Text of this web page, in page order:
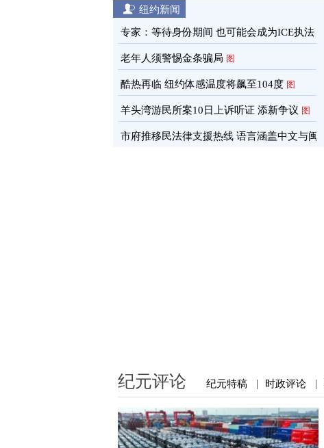
纽约新闻
专家：等待身份期间 也可能会成为ICE执法
目标 图
老年人须警惕金条骗局 图
酷热再临 纽约体感温度将飙至104度 图
羊头湾游民所案10日上诉听证 添新争议 图
市府推移民法律支援热线 语言涵盖中文与闽
纪元评论 纪元特稿 | 时政评论 |